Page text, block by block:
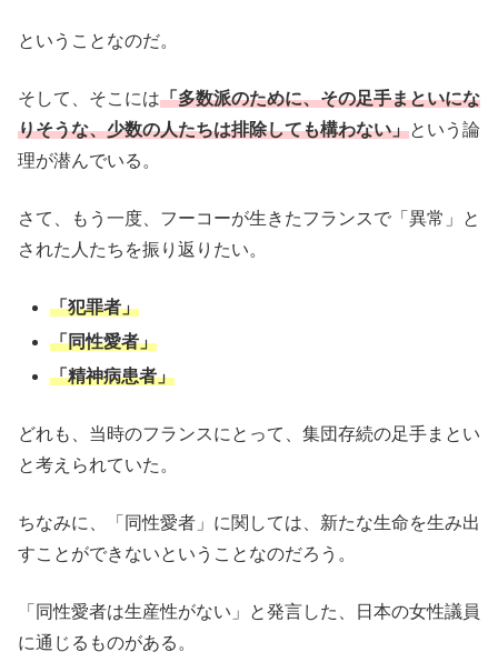
ということなのだ。
そして、そこには「多数派のために、その足手まといにな
りそうな、少数の人たちは排除しても構わない」という論
理が潜んでいる。
さて、もう一度、フーコーが生きたフランスで「異常」と
された人たちを振り返りたい。
「犯罪者」
「同性愛者」
「精神病患者」
どれも、当時のフランスにとって、集団存続の足手まとい
と考えられていた。
ちなみに、「同性愛者」に関しては、新たな生命を生み出
すことができないということなのだろう。
「同性愛者は生産性がない」と発言した、日本の女性議員
に通じるものがある。